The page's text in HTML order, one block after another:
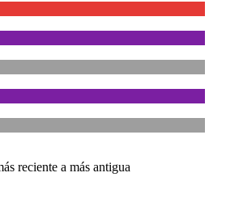
reciente a más antigua